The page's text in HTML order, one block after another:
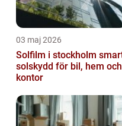
03 maj 2026
Solfilm i stockholm smart
solskydd för bil, hem och
kontor